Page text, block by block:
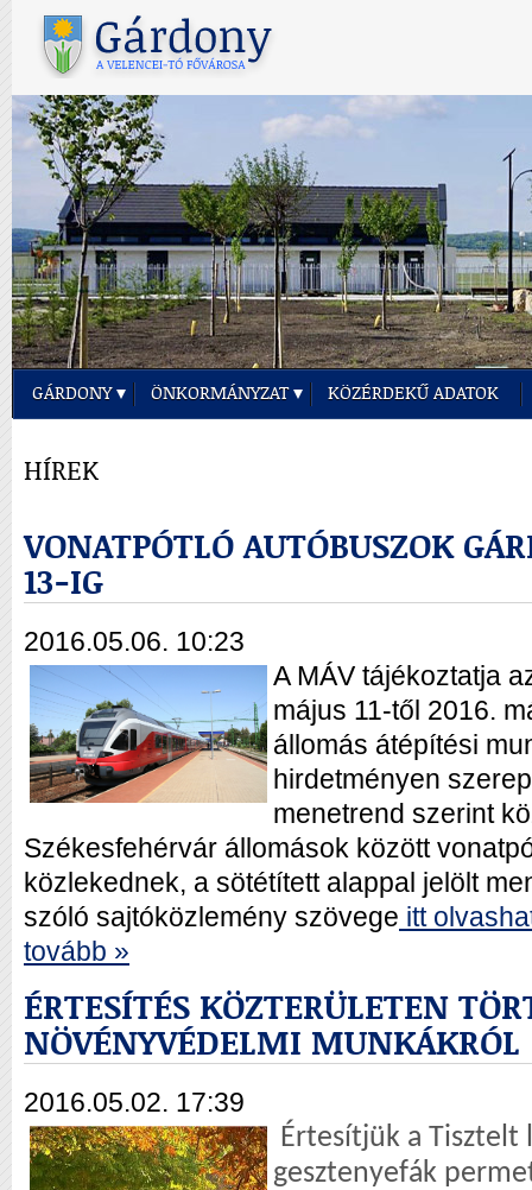
GÁRDONY ÖNKORMÁNYZAT KÖZÉRDEKŰ ADATOK
HÍREK
VONATPÓTLÓ AUTÓBUSZOK
13-IG
2016.05.06. 10:23
A MÁV tájékoztatja
május 11-től 2016.
állomás átépítési
hirdetményen
menetrend szerint
Székesfehérvár állomások között
közlekednek, a sötétített alappal jelölt
szóló sajtóközlemény szövege itt
tovább »
ÉRTESÍTÉS KÖZTERÜLETEN
NÖVÉNYVÉDELMI MUNKÁKRÓL
2016.05.02. 17:39
Értesítjük a Tisztelt
gesztenyefák